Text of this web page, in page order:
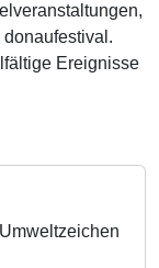
Ereignisse